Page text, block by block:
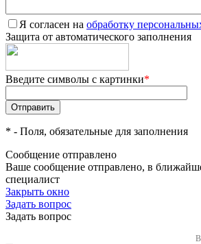
Я согласен на обработку
Защита от автоматического заполнения
Введите символы с картинки*
* - Поля, обязательные для заполнения
Сообщение отправлено
Ваше сообщение отправлено, в
специалист
Закрыть окно
Задать вопрос
Задать вопрос